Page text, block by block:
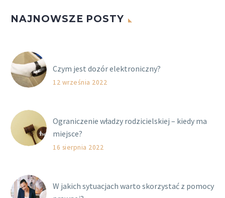
NAJNOWSZE POSTY
Czym jest dozór elektroniczny?
12 września 2022
Ograniczenie władzy rodzicielskiej – kiedy ma
miejsce?
16 sierpnia 2022
W jakich sytuacjach warto skorzystać z pomocy